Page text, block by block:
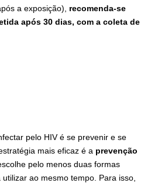
a exposição), recomenda-se
após 30 dias, com a coleta de
pelo HIV é se prevenir e se
mais eficaz é a prevenção
pelo menos duas formas
ao mesmo tempo. Para isso,